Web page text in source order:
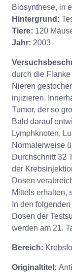
Biosynthese, in
Hintergrund:
Tiere: 120
Jahr: 2003
durch die
Nieren
injizieren.
Tumor, der so
Bald darauf
Lymphknoten,
Normalerweise
Durchschnitt 32
der
Dosen
Mittels erhalten,
In den
Dosen der
werden am 21.
Bereich:
Originaltitel: